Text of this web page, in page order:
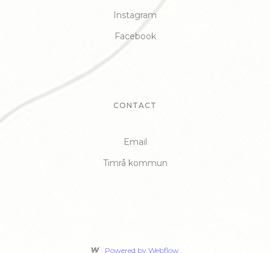
Instagram
Facebook
CONTACT
Email
Timrå kommun
Powered by Webflow